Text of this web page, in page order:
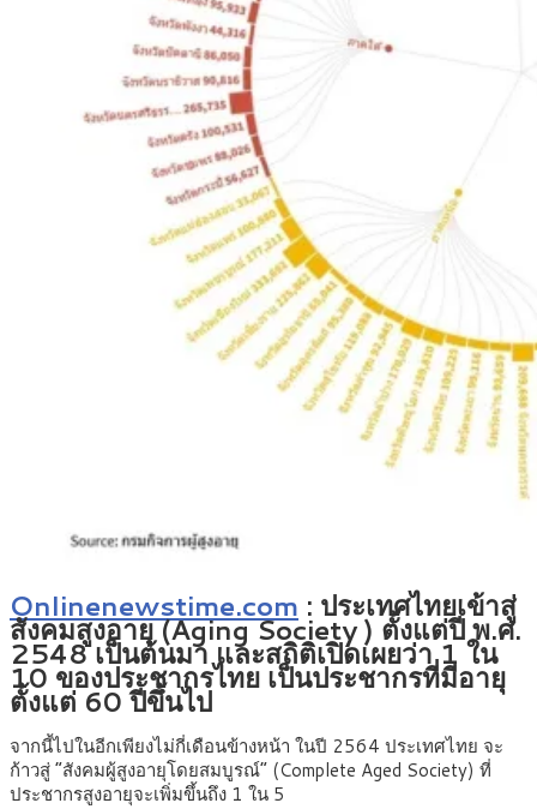
Onlinenewstime.com : ประเทศไทยเข้าสู่
สังคมสูงอายุ (Aging Society ) ตั้งแต่ปี พ.ศ.
2548 เป็นต้นมา และสถิติเปิดเผยว่า 1 ใน
10 ของประชากรไทย เป็นประชากรที่มีอายุ
ตั้งแต่ 60 ปีขึ้นไป
จากนี้ไปในอีกเพียงไม่กี่เดือนข้างหน้า ในปี 2564 ประเทศไทย จะ
ก้าวสู่ “สังคมผู้สูงอายุโดยสมบูรณ์” (Complete Aged Society) ที่
ประชากรสูงอายุจะเพิ่มขึ้นถึง 1 ใน 5